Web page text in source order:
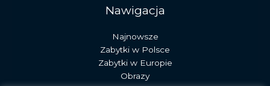
Nawigacja
Najnowsze
Zabytki w Polsce
Zabytki w Europie
Obrazy